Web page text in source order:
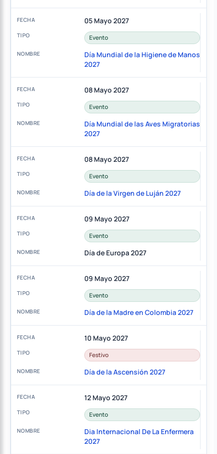
05 Mayo 2027
Evento
Día Mundial de la Higiene de Manos
2027
08 Mayo 2027
Evento
Día Mundial de las Aves Migratorias
2027
08 Mayo 2027
Evento
Día de la Virgen de Luján 2027
09 Mayo 2027
Evento
Día de Europa 2027
09 Mayo 2027
Evento
Día de la Madre en Colombia 2027
10 Mayo 2027
Festivo
Día de la Ascensión 2027
12 Mayo 2027
Evento
Dia Internacional De La Enfermera
2027